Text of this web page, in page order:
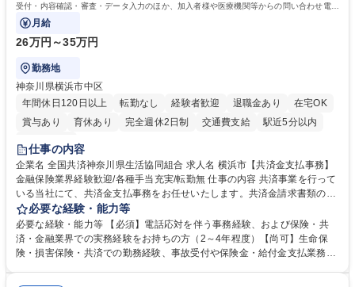
受付・内容確認・審査・データ入力のほか、加入者様や医療機関等からの問い合わせ電話
対応や書類発送等を担当します。
月給
26万円～35万円
勤務地
神奈川県横浜市中区
年間休日120日以上
転勤なし 経験者歓迎 退職金あり
在宅OK
賞与あり
育休あり 完全週休2日制 交通費支給
駅近5分以内
土日祝休み
仕事の内容
企業名 全国共済神奈川県生活協同組合 求人名 横浜市【共済金支払事務】
金融保険業界経験歓迎/各種手当充実/転勤無 仕事の内容 共済事業を行って
いる当社にて、共済金支払事務をお任せいたします。共済金請求書類の受
付・内容確認・審査・データ入力のほか、加入者様や医療機関等からの問
い合わせ電話対応や書類発送等を担当します。 ■共済金請求書類の受付、
内容確認、および共済金支払に関する審査・事務処理業務全般を担当 ■専
用システムへのデータ入力、各種必要書類の作成・発送作業 ■加入者様や
必要な経験・能力等
必要な経験・能力等 【必須】電話応対を伴う事務経験、および保険・共
済・金融業界での実務経験をお持ちの方（2～4年程度）【尚可】生命保
険・損害保険・共済での勤務経験、事故受付や保険金・給付金支払業務経